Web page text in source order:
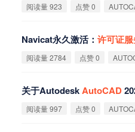
阅读量 923 点赞 0
Navicat永久激活： 许可证服
阅读量 2784 点赞 0
关于AutodeskAutoCAD
阅读量 997 点赞 0